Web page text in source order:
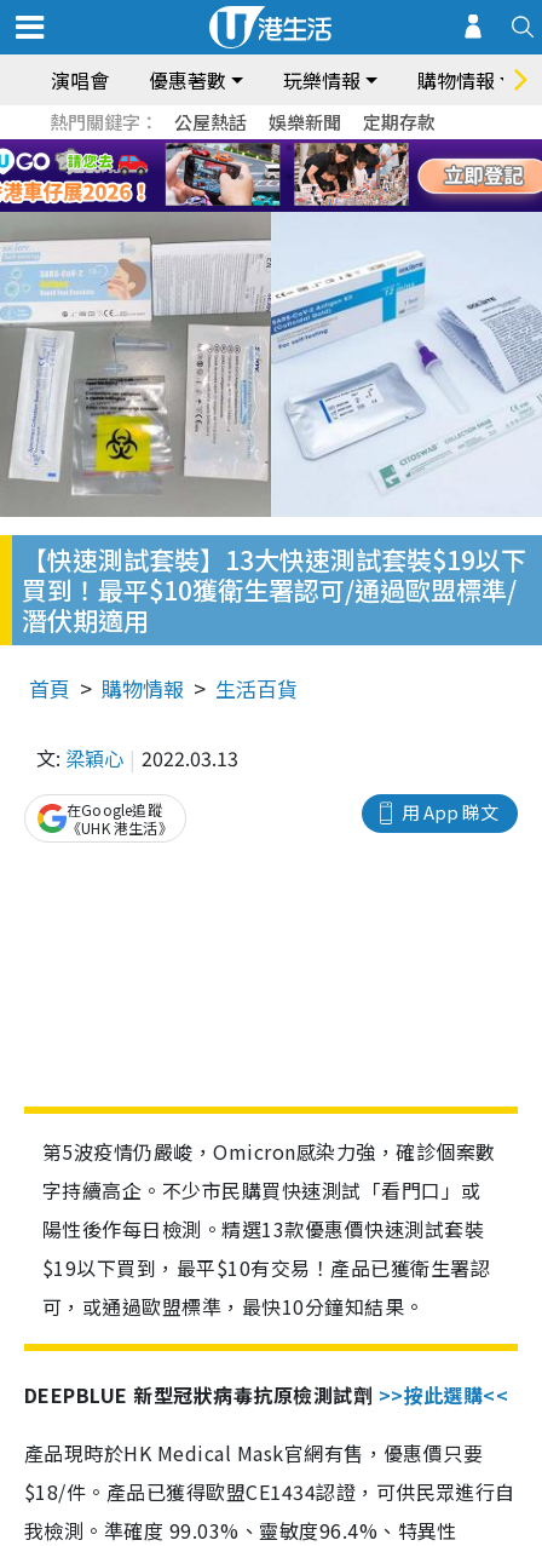
演唱會 優惠著數 玩樂情報 購物情報
熱門關鍵字： 公屋熱話 娛樂新聞 定期存款
【快速測試套裝】13大快速測試套裝$19以下
買到！最平$10獲衛生署認可/通過歐盟標準/
潛伏期適用
首頁 購物情報 生活百貨
文: 梁穎心 2022.03.13
用 App 睇文
在Google追蹤
《UHK 港生活》
第5波疫情仍嚴峻，Omicron感染力強，確診個案數
字持續高企。不少市民購買快速測試「看門口」或
陽性後作每日檢測。精選13款優惠價快速測試套裝
$19以下買到，最平$10有交易！產品已獲衛生署認
可，或通過歐盟標準，最快10分鐘知結果。
DEEPBLUE 新型冠狀病毒抗原檢測試劑 >>按此選購<<
產品現時於HK Medical Mask官網有售，優惠價只要
$18/件。產品已獲得歐盟CE1434認證，可供民眾進行自
我檢測。準確度 99.03%、靈敏度96.4%、特異性